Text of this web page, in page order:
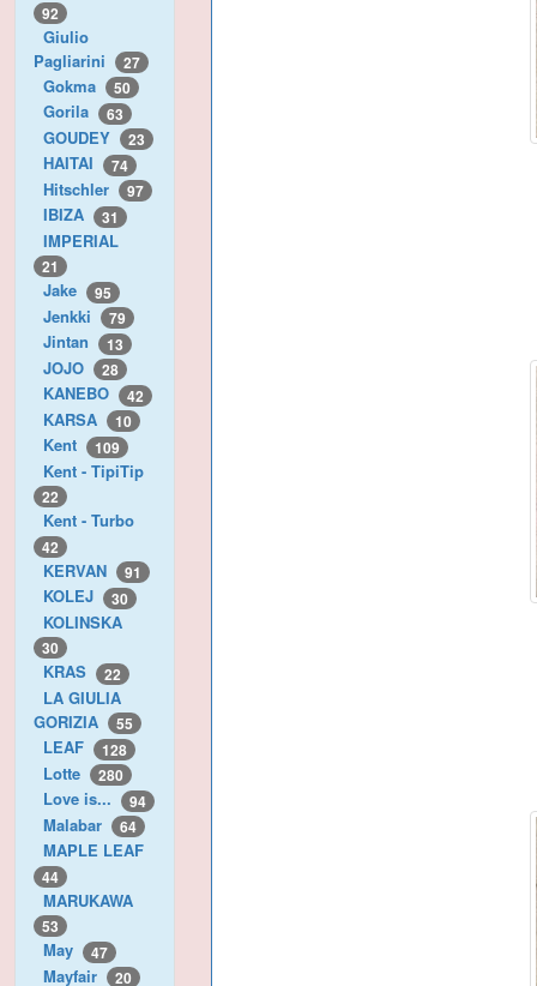
92
Giulio
Pagliarini
27
Gokma 50
Gorila 63
GOUDEY 23
HAITAI 74
Hitschler 97
IBIZA 31
IMPERIAL
21
Jake 95
Jenkki 79
Jintan 13
JOJO 28
KANEBO 42
KARSA 10
Kent 109
Kent - TipiTip
22
Kent - Turbo
42
KERVAN 91
KOLEJ 30
KOLINSKA
30
KRAS 22
LA GIULIA
GORIZIA
55
LEAF 128
Lotte 280
Love is... 94
Malabar 64
MAPLE LEAF
44
MARUKAWA
53
May 47
Mayfair 20